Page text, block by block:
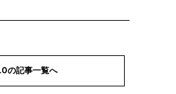
の記事一覧へ